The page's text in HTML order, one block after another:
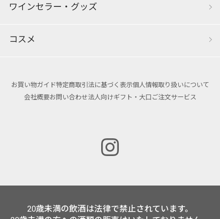
ワインセラー・グッズ
コスメ
お買い物ガイド特定商取引法に基づく表示個人情報取り扱いについて
会社概要お問い合わせ法人向けギフト・大口ご注文サービス
20歳未満の飲酒は法律で禁止されています。